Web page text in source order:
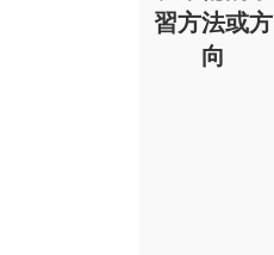
習方法或方
向